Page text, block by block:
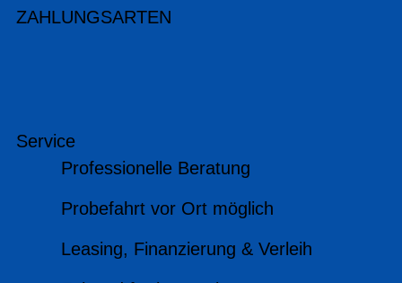
ZAHLUNGSARTEN
Service
Professionelle Beratung
Probefahrt vor Ort möglich
Leasing, Finanzierung & Verleih